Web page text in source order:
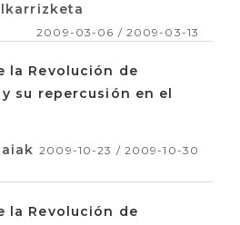
2009-03-06 / 2009-03-13
la Revolución de
su repercusión en el
2009-10-23 / 2009-10-30
la Revolución de